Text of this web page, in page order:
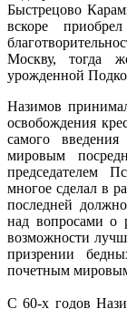
Быстрецово
вскоре
Москву, тогда
урожденной
Назимов принимал
освобождения
самого
мировым
председателем
многое сделал в
последней
над вопросами о
возможности
призрении
почетным
С 60-х годов